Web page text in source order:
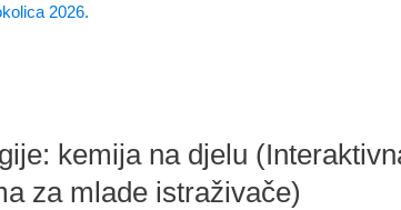
2026.
kemija na djelu
za mlade istraživače)